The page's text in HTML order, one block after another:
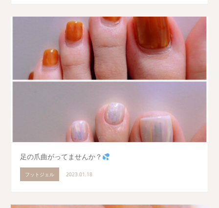
足の爪曲がってませんか？
フットジェル 2023.01.18